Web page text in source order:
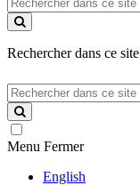
dans
ce
Rechercher dans ce site
Rechercher
dans
ce
site
Menu Fermer
English